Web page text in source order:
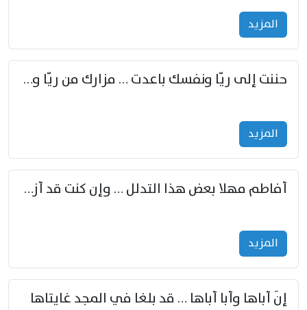
المزید
حننت إلى ريّا ونفسك باعدت … مزارك من ريّا وشعباكما معا
المزید
أفاطم مهلا بعض هذا التدلل … وإن كنت قد أزمعت صرمي فأجملي
المزید
إنّ أباها وأبا أباها … قد بلغا في المجد غايتاها